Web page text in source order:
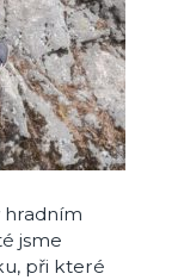
hradním
jsme
při které